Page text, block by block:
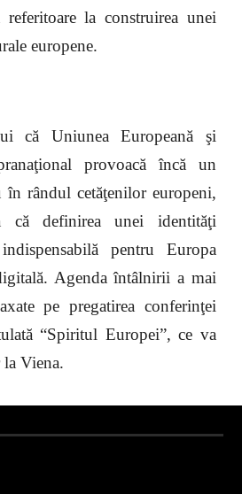
la construirea unei
europene.
că Uniunea Europeană şi
provoacă încă un
în rândul cetăţenilor europeni,
că definirea unei identităţi
pentru Europa
Agenda întâlnirii a mai
pe pregatirea conferinţei
“Spiritul Europei”, ce va
Viena.